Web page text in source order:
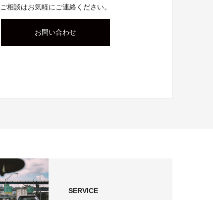
ご相談はお気軽にご連絡ください。
お問い合わせ
SERVICE